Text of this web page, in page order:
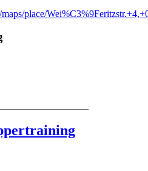
place/